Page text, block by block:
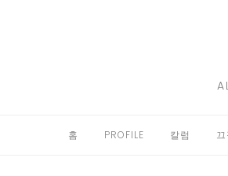
홈 PROFILE 칼럼